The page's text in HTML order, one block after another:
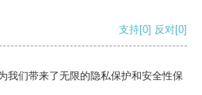
支持[0] 反对[0]
我们带来了无限的隐私保护和安全性保